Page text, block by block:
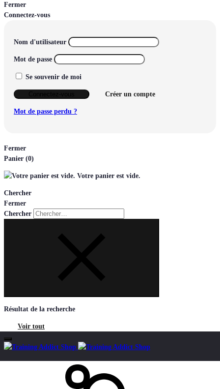
Fermer
Connectez-vous
Nom d'utilisateur
Mot de passe
Se souvenir de moi
Créer un compte
Mot de passe perdu ?
Fermer
Panier (0)
Votre panier est vide.
Chercher
Fermer
Chercher
Résultat de la recherche
Voir tout